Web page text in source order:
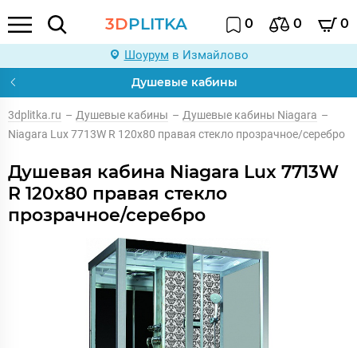
3DPLITKA 0 0 0
Шоурум в Измайлово
Душевые кабины
3dplitka.ru – Душевые кабины – Душевые кабины Niagara –
Niagara Lux 7713W R 120x80 правая стекло прозрачное/серебро
Душевая кабина Niagara Lux 7713W
R 120x80 правая стекло
прозрачное/серебро